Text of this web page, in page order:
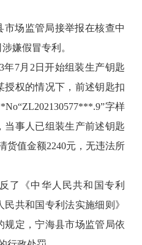
市场监管局接举报在核查中
嫌假冒专利。
年7月2日开始组装生产钥匙
授权的情况下，前述钥匙扣
字样
当事人已组装生产前述钥匙
货值金额2240元，无违法所
了《中华人民共和国专利
共和国专利法实施细则》
规定，宁海县市场监管局依